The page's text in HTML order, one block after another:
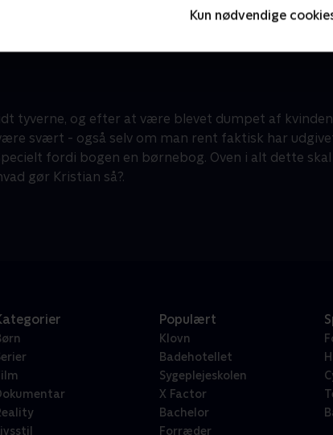
Kun nødvendige
tyverne, og efter at være blevet dumpet af
svært - også selv om man rent faktisk har
Oven i alt dette skal Kristian finde sig en pige at dele
gør Kristian så?.
Populært
Klovn
Badehotellet
Sygeplejeskolen
X Factor
Bachelor
Forræder